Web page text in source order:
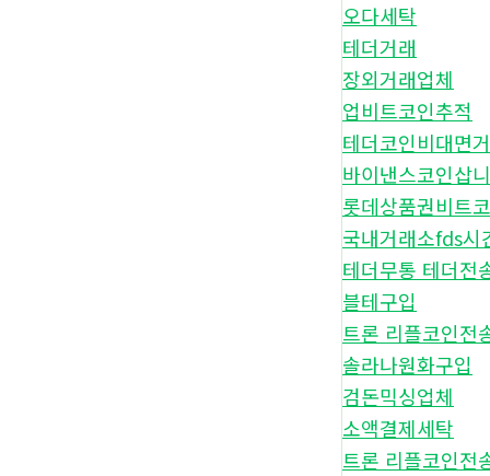
오다세탁
테더거래
장외거래업체
업비트코인추적
테더코인비대면
바이낸스코인삽
롯데상품권비트
국내거래소fds시
테더무통 테더전
블테구입
트론 리플코인전
솔라나원화구입
검돈믹싱업체
소액결제세탁
트론 리플코인전